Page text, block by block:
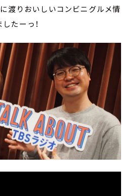
に渡りおいしいコンビニグルメ情
たーっ！